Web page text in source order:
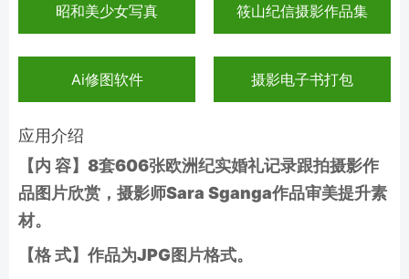
昭和美少女写真 筱山纪信摄影作品集
Ai修图软件 摄影电子书打包
应用介绍
【内 容】8套606张欧洲纪实婚礼记录跟拍摄影作
品图片欣赏，摄影师Sara Sganga作品审美提升素
材。
【格 式】作品为JPG图片格式。